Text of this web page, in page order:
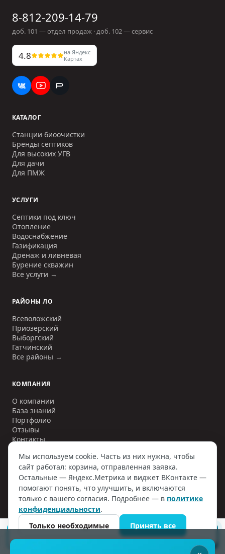
8-812-209-14-79
доб. 101 — отдел продаж · доб. 102— сервис
4.8
на Яндекс
Картах
КАТАЛОГ
Станции биоочистки
Бренды септиков
Для высоких УГВ
Для дачи
Для ПМЖ
УСЛУГИ
Септики под ключ
Отопление
Водоснабжение
Газификация
Дренаж и ливневая
Бурение скважин
Все услуги →
РАЙОНЫ ЛО
Всеволожский
Приозерский
Выборгский
Гатчинский
Все районы →
КОМПАНИЯ
О компании
База знаний
Портфолио
Отзывы
Контакты
2006–2026ООО «ИНЖЕНЕРНЫЕ СЕТИ». ИНН 7810797884 . Все
права защищены.
Политика конфиденциальности Договор оферты
Согласие на обработку ПД
ПОДОБРАТЬ СЕПТИК
Мы используем cookie. Часть из них нужна, чтобы
сайт работал: корзина, отправленная заявка.
Остальные — Яндекс.Метрика и виджет ВКонтакте —
помогают понять, что улучшить, и включаются
только с вашего согласия. Подробнее — в политике
конфиденциальности.
Только необходимые
Принять все